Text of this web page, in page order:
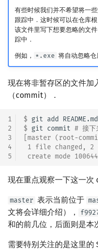
有些时候我们并不希望将一
跟踪中．这时候可以在仓库
该文件里写下想要忽略的文
踪中．
例如， *.exe 将自动忽略
现在将非暂存区的文件加
（commit）．
1
2
3
4
5
$ git add
$ git commit # 接下
[master (root-
1 file changed, 2
create mode 100644
现在重点观察一下这一次
master 表示当前位于
文将会详细介绍），
和的前几位，后面则是本
需要特别关注的是这里的